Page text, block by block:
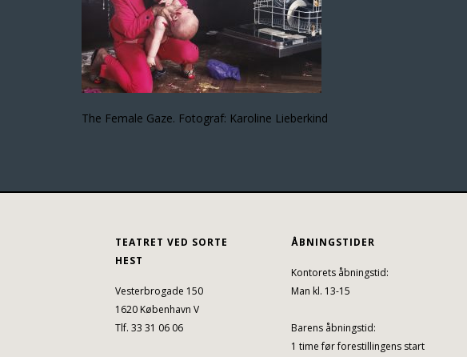
The Female Gaze. Fotograf: Karoline Lieberkind
TEATRET VED SORTE
HEST
Vesterbrogade 150
1620 København V
Tlf. 33 31 06 06
ÅBNINGSTIDER
Kontorets åbningstid:
Man kl. 13-15
Barens åbningstid:
1 time før forestillingens start